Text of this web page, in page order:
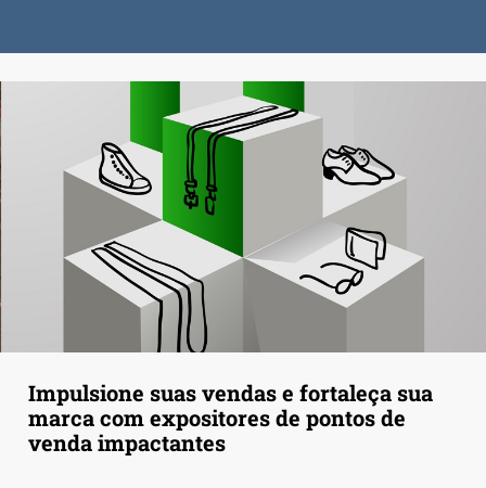
Impulsione suas vendas e fortaleça sua
marca com expositores de pontos de
venda impactantes